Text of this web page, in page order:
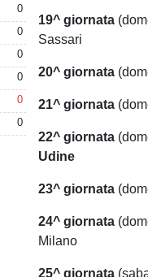
0
0
0
0
0
0
19^ giornata
Sassari
20^ giornata
21^ giornata
22^ giornata
Udine
23^ giornata
24^ giornata
Milano
25^ giornata